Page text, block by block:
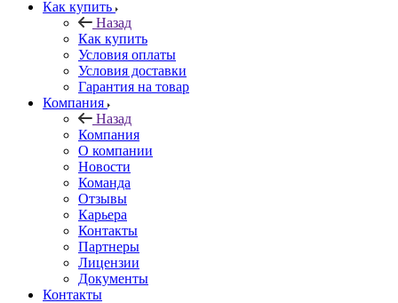
Как купить
Назад
Как купить
Условия оплаты
Условия доставки
Гарантия на товар
Компания
Назад
Компания
О компании
Новости
Команда
Отзывы
Карьера
Контакты
Партнеры
Лицензии
Документы
Контакты